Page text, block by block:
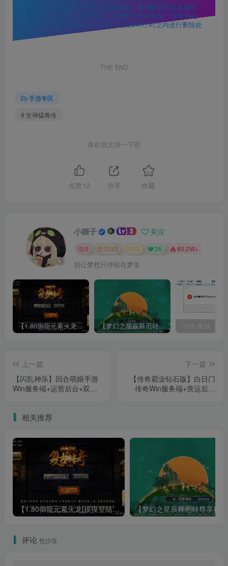
3.如果本站有侵犯、不妥之处的资源，请在网站右边客服联
系我们。将会第一时间解决！若侵犯到您的权益，请联系站
长邮箱:12225150@qq.com 我们会在24h小时之内进行删除处
THE END
手游专区
# 女神猛将传
喜欢就支持一下吧
点赞 12 分享 收藏
小狸子 关注
0 3743 13 26 60.2W+
别让梦想只停留在梦里
【1.80御龍元素火龙[摸摸登陆器]】战神引擎WIN服务端+GM工具+充值后台+双端+架设教程 【梦幻之星辰释厄转尊享挂机版】MT3换皮梦幻西游Linux服务端+GM后台+双端+源码+架设教程
上一篇
【闪乱神乐】回合萌娘手游
Win服务端+运营后台+双端
下一篇
【传奇霸业钻石版】白日门
传奇Win服务端+营运后台
相关推荐
【1.80御龍元素火龙[摸摸登陆器]】战神引擎WIN服务端+GM工具+充值后台+双端+架设教程
评论 抢沙发